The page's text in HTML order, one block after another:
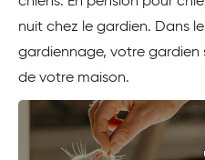
nuit chez le gardien. Dans
gardiennage, votre gardien
de votre maison.